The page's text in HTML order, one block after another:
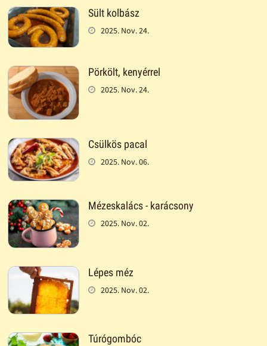
Sült kolbász
2025. Nov. 24.
Pörkölt, kenyérrel
2025. Nov. 24.
Csülkös pacal
2025. Nov. 06.
Mézeskalács - karácsony
2025. Nov. 02.
Lépes méz
2025. Nov. 02.
Túrógombóc